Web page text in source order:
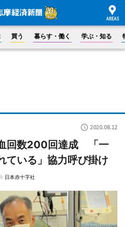
買う 暮らす・働く 学ぶ・知る
2020.08.12
回数200回達成 「一
ている」協力呼び掛け
日本赤十字社